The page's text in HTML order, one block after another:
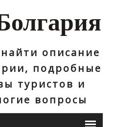
описание
подробные
туристов и
вопросы